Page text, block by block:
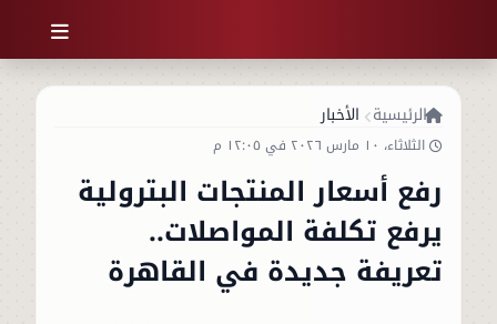
الرئيسية الأخبار
الثلاثاء، ١٠ مارس ٢٠٢٦ في ١٢:٠٥ م
رفع أسعار المنتجات البترولية
يرفع تكلفة المواصلات..
تعريفة جديدة في القاهرة